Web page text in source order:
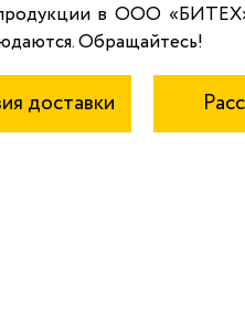
в ООО
Обращайтесь!
доставки